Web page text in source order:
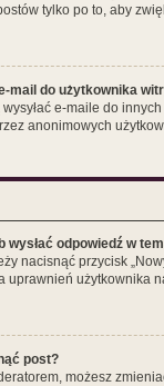
tylko po to, aby
mail do użytkownika
e-maile do
anonimowych
odpowiedź w
nacisnąć przycisk
uprawnień użytkownika
post?
możesz